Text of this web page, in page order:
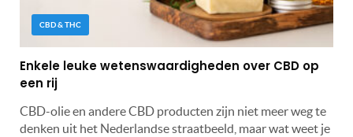
CBD & THC
Enkele leuke wetenswaardigheden over CBD op
een rij
CBD-olie en andere CBD producten zijn niet meer weg te
denken uit het Nederlandse straatbeeld, maar wat weet je